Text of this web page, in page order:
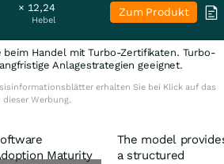
× 12,24
Hebel
Zum Produkt
Handel mit Turbo-Zertifikaten. Turbo-
Anlagestrategien geeignet.
erhalten Sie bei Klick auf das
Werbung.
The model
a structured